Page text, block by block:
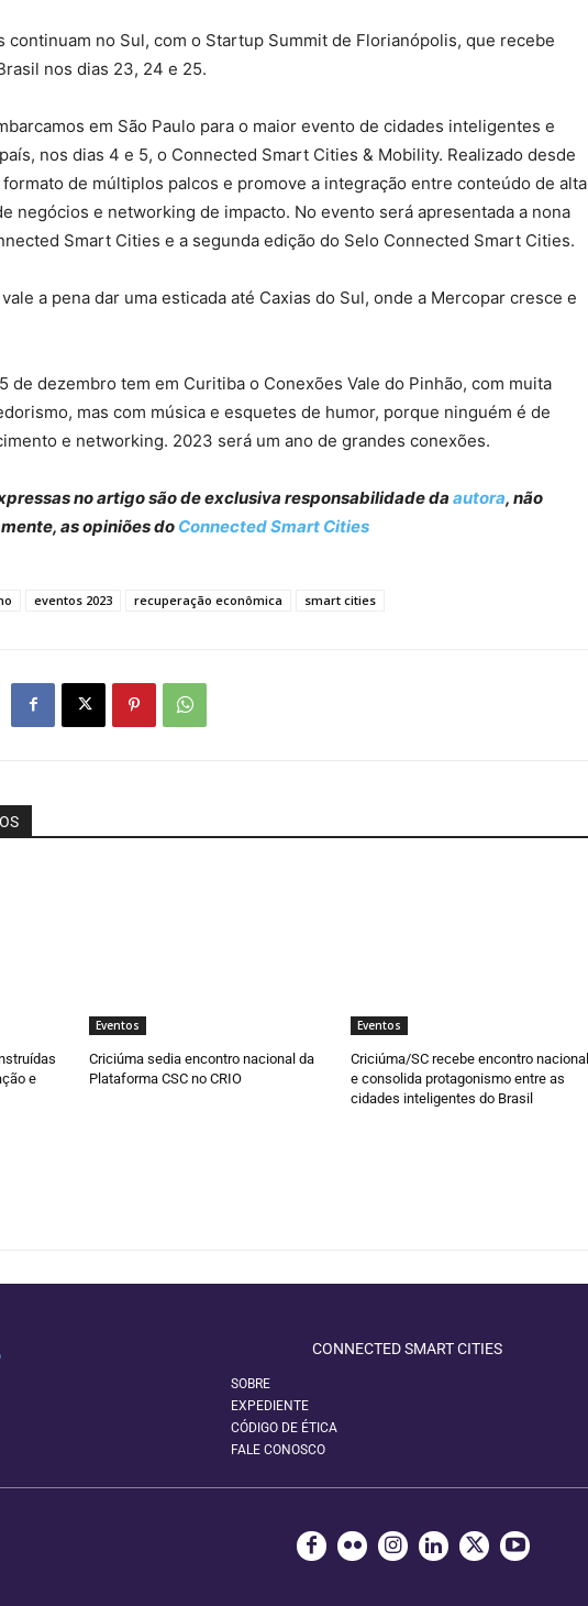
continuam no Sul, com o Startup Summit de Florianópolis, que recebe
nos dias 23, 24 e 25.
em São Paulo para o maior evento de cidades inteligentes e
nos dias 4 e 5, o Connected Smart Cities & Mobility. Realizado desde
formato de múltiplos palcos e promove a integração entre conteúdo de alta
negócios e networking de impacto. No evento será apresentada a nona
Smart Cities e a segunda edição do Selo Connected Smart Cities.
a pena dar uma esticada até Caxias do Sul, onde a Mercopar cresce e
de dezembro tem em Curitiba o Conexões Vale do Pinhão, com muita
mas com música e esquetes de humor, porque ninguém é de
e networking. 2023 será um ano de grandes conexões.
no artigo são de exclusiva responsabilidade da autora, não
as opiniões do Connected Smart Cities
eventos 2023 recuperação econômica smart cities
e
Eventos
Criciúma sedia encontro nacional da
Plataforma CSC no CRIO
Eventos
Criciúma/SC recebe encontro nacional
e consolida protagonismo entre as
cidades inteligentes do Brasil
CONNECTED SMART CITIES
SOBRE
EXPEDIENTE
CÓDIGO DE ÉTICA
FALE CONOSCO